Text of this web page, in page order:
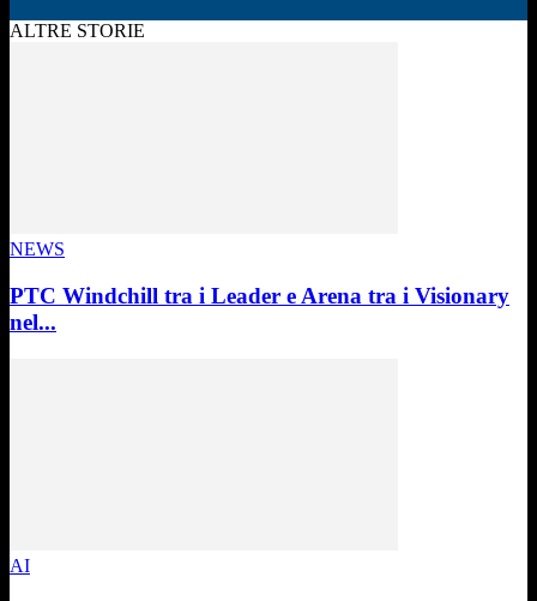
ALTRE STORIE
NEWS
PTC Windchill tra i Leader e Arena tra i Visionary
nel...
AI